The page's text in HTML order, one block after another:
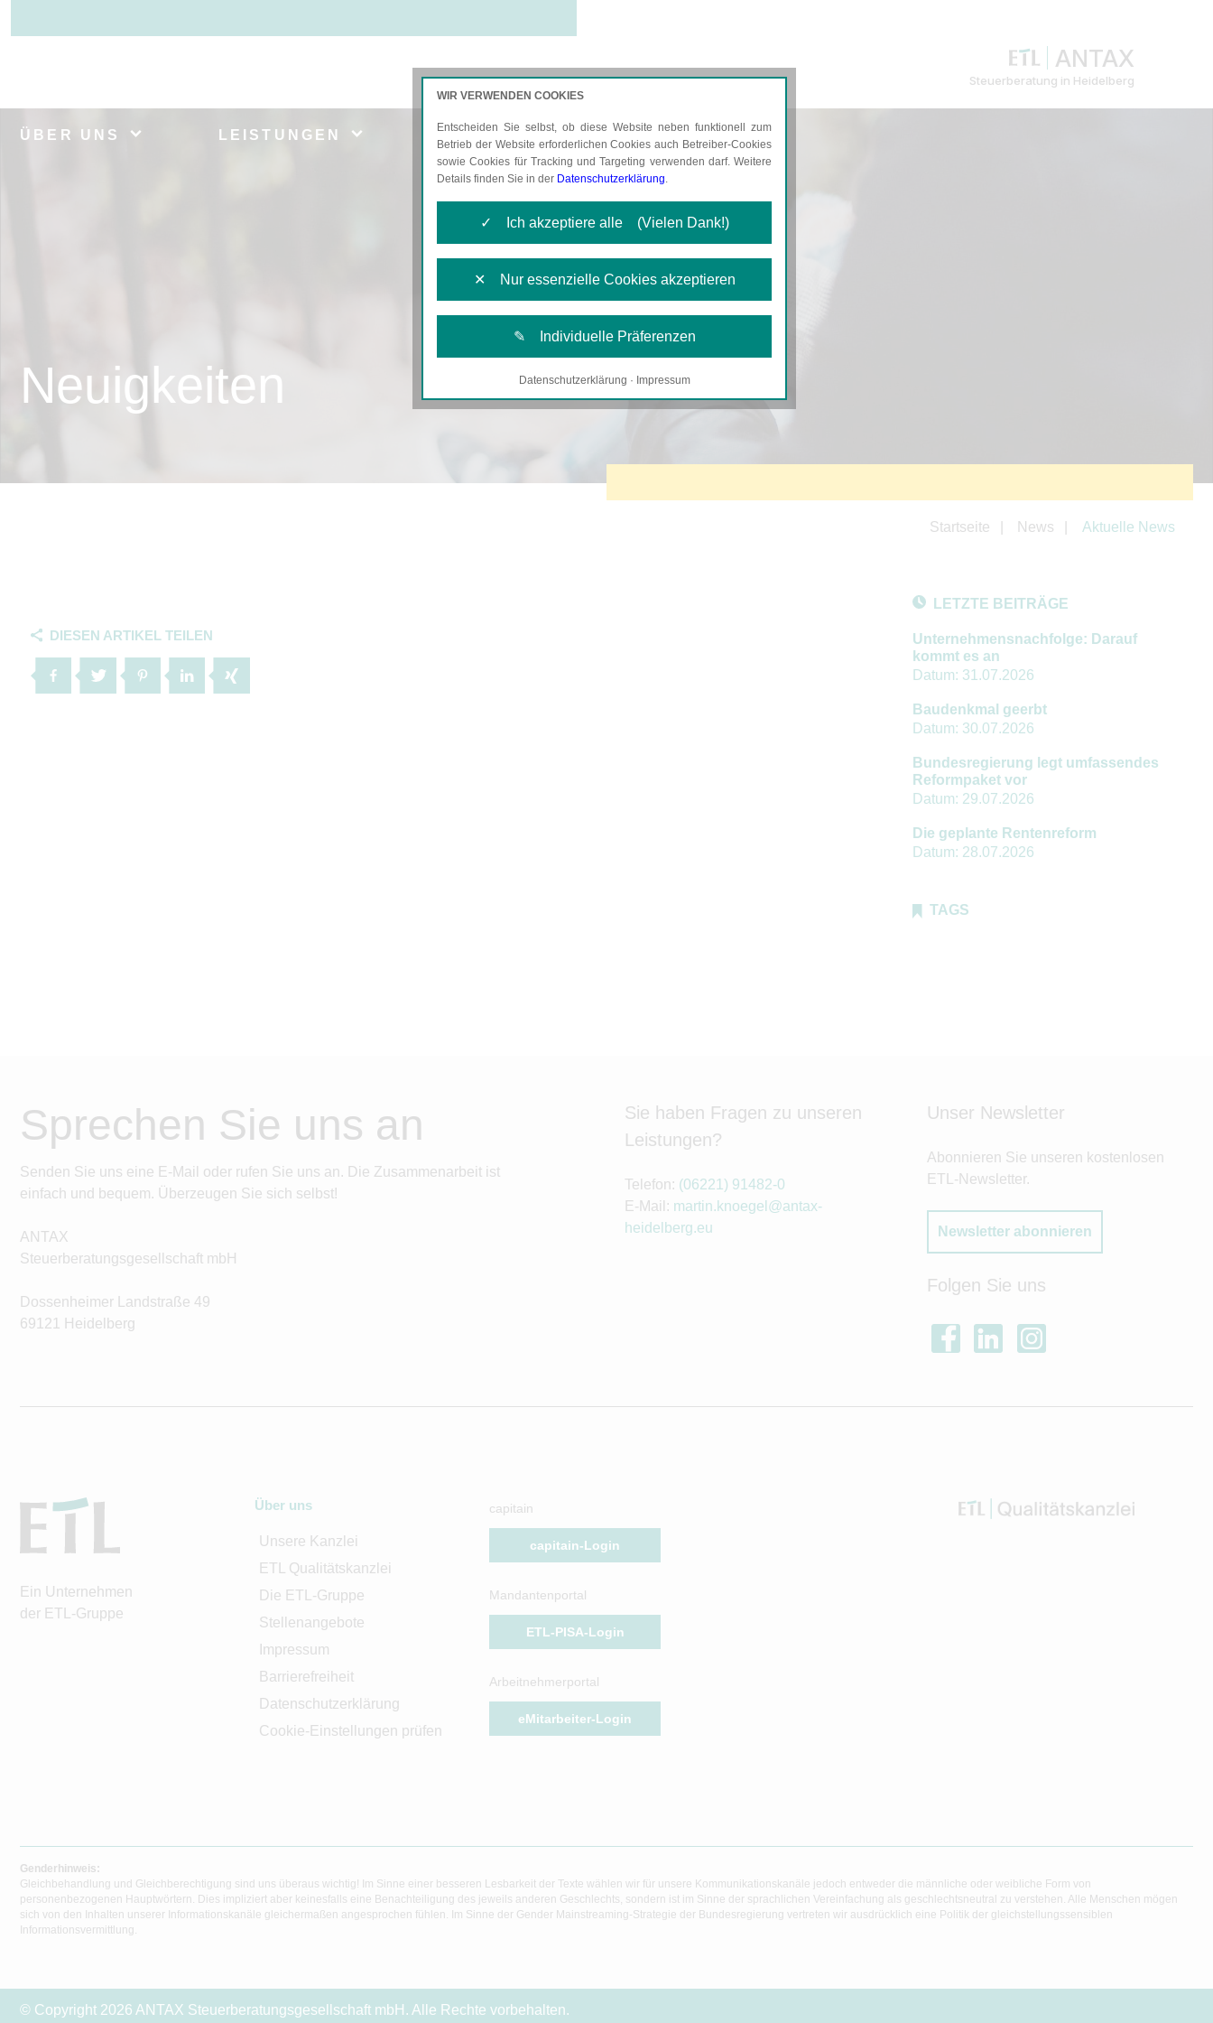
ANTAX
Steuerberatung in Heidelberg
ÜBER UNS LEISTUNGEN AKTUELLES KARRIERE
Neuigkeiten
Startseite News Aktuelle News
DIESEN ARTIKEL TEILEN
LETZTE BEITRÄGE
Unternehmensnachfolge: Darauf
kommt es an
Datum: 31.07.2026
Baudenkmal geerbt
Datum: 30.07.2026
Bundesregierung legt umfassendes
Reformpaket vor
Datum: 29.07.2026
Die geplante Rentenreform
Datum: 28.07.2026
TAGS
Sprechen Sie uns an
Senden Sie uns eine E-Mail oder rufen Sie uns an. Die Zusammenarbeit ist
einfach und bequem. Überzeugen Sie sich selbst!
ANTAX
Steuerberatungsgesellschaft mbH
Dossenheimer Landstraße 49
69121 Heidelberg
Sie haben Fragen zu unseren
Leistungen?
Telefon: (06221) 91482-0
E-Mail: martin.knoegel@antax-
heidelberg.eu
Unser Newsletter
Abonnieren Sie unseren kostenlosen
ETL-Newsletter.
Newsletter abonnieren
Folgen Sie uns
Ein Unternehmen
der ETL-Gruppe
Über uns
Unsere Kanzlei
ETL Qualitätskanzlei
Die ETL-Gruppe
Stellenangebote
Impressum
Barrierefreiheit
Datenschutzerklärung
Cookie-Einstellungen prüfen
capitain
capitain-Login
Mandantenportal
ETL-PISA-Login
Arbeitnehmerportal
eMitarbeiter-Login
Genderhinweis:
Gleichbehandlung und Gleichberechtigung sind uns überaus wichtig! Im Sinne einer besseren Lesbarkeit der Texte wählen wir für unsere Kommunikationskanäle jedoch entweder die männliche oder weibliche Form von
personenbezogenen Hauptwörtern. Dies impliziert aber keinesfalls eine Benachteiligung des jeweils anderen Geschlechts, sondern ist im Sinne der sprachlichen Vereinfachung als geschlechtsneutral zu verstehen. Alle Menschen mögen
sich von den Inhalten unserer Informationskanäle gleichermaßen angesprochen fühlen. Im Sinne der Gender Mainstreaming-Strategie der Bundesregierung vertreten wir ausdrücklich eine Politik der gleichstellungssensiblen
Informationsvermittlung.
© Copyright 2026 ANTAX Steuerberatungsgesellschaft mbH. Alle Rechte vorbehalten.
WIR VERWENDEN COOKIES
Entscheiden Sie selbst, ob diese Website neben funktionell zum
Betrieb der Website erforderlichen Cookies auch Betreiber-Cookies
sowie Cookies für Tracking und Targeting verwenden darf. Weitere
Details finden Sie in der Datenschutzerklärung.
✓ Ich akzeptiere alle (Vielen Dank!)
✕ Nur essenzielle Cookies akzeptieren
✎ Individuelle Präferenzen
Notwendige Cookies
Datenschutzerklärung · Impressum